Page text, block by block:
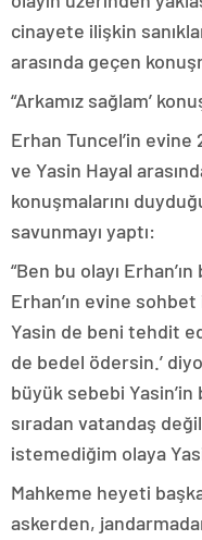
cinayete ilişkin
arasında geçen
“Arkamız sağlam’
Erhan Tuncel’in
ve Yasin Hayal
konuşmalarını
savunmayı yaptı:
“Ben bu olayı
Erhan’ın evine
Yasin de beni tehdit
de bedel ödersin.’
büyük sebebi
sıradan vatandaş
istemediğim olaya
Mahkeme heyeti
askerden,